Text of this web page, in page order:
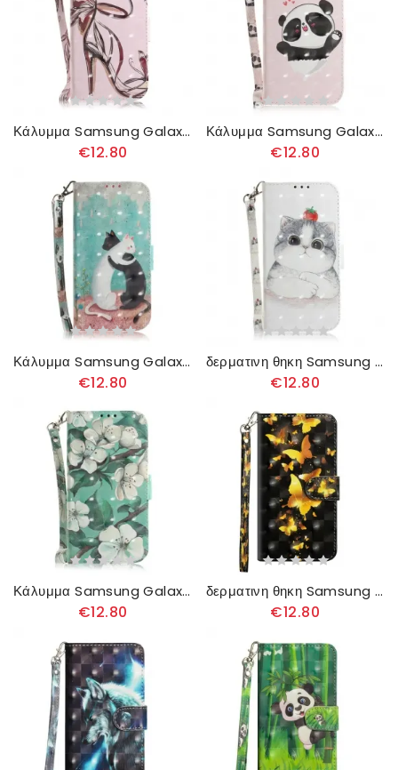
Κάλυμμα Samsung Galaxy A51 με κορδονι Αντλία Strappy
€12.80
Κάλυμμα Samsung Galaxy A51 με κορδονι Panda Love Strap
€12.80
Κάλυμμα Samsung Galaxy A51 με κορδονι Thong Cat Friends
€12.80
δερματινη θηκη Samsung Galaxy A51 με κορδονι Ντομάτα Στη Γάτα Στρινγκ
€12.80
Κάλυμμα Samsung Galaxy A51 με κορδονι Κλαδί Ανθοφορίας Με Λουράκι
€12.80
δερματινη θηκη Samsung Galaxy A51 Κίτρινες Πεταλούδες
€12.80